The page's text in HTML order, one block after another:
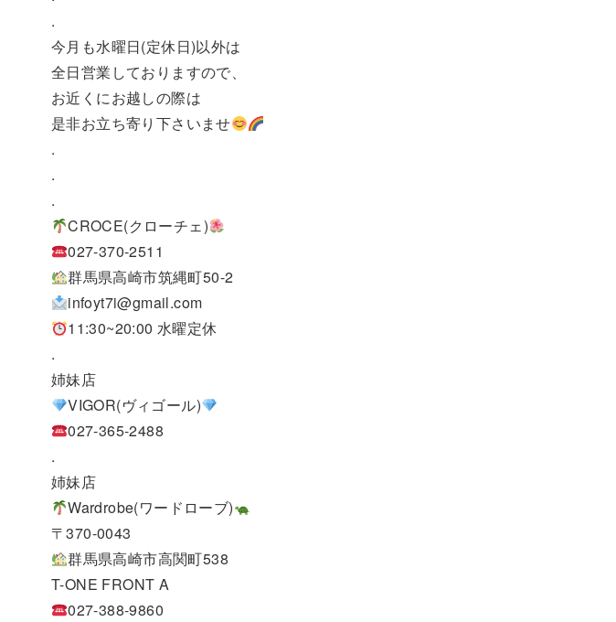
.
今月も水曜日(定休日)以外は
全日営業しておりますので、
お近くにお越しの際は
是非お立ち寄り下さいませ
.
.
.
CROCE(クローチェ)
027-370-2511
群馬県高崎市筑縄町50-2
infoyt7i@gmail.com
11:30~20:00 水曜定休
.
姉妹店
VIGOR(ヴィゴール)
027-365-2488
.
姉妹店
Wardrobe(ワードローブ)
〒370-0043
群馬県高崎市高関町538
T-ONE FRONT A
027-388-9860